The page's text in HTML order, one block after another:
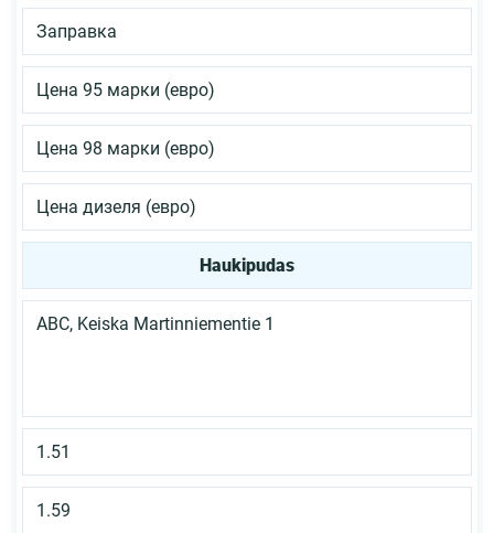
Заправка
Цена 95 марки (евро)
Цена 98 марки (евро)
Цена дизеля (евро)
Haukipudas
ABC, Keiska Martinniementie 1
1.51
1.59